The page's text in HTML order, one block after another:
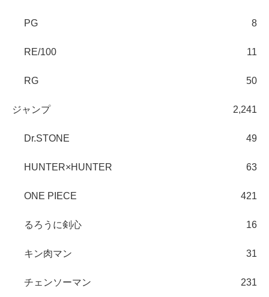
PG 8
RE/100 11
RG 50
ジャンプ 2,241
Dr.STONE 49
HUNTER×HUNTER 63
ONE PIECE 421
るろうに剣心 16
キン肉マン 31
チェンソーマン 231